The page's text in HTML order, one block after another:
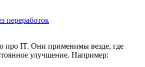
переработок
про IT. Они применимы везде, где
улучшение. Например: